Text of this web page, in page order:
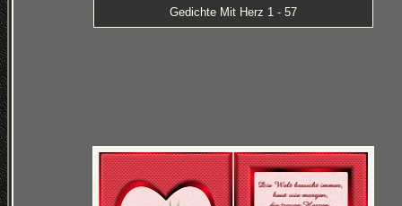
Gedichte Mit Herz 1 - 57